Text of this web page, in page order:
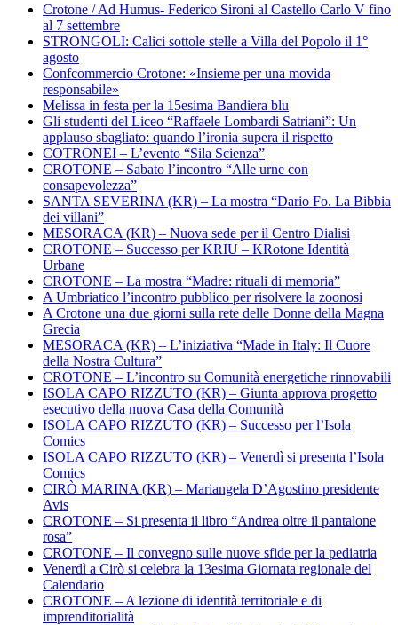
Crotone / Ad Humus- Federico Sironi al Castello Carlo V fino
al 7 settembre
STRONGOLI: Calici sottole stelle a Villa del Popolo il 1°
agosto
Confcommercio Crotone: «Insieme per una movida
responsabile»
Melissa in festa per la 15esima Bandiera blu
Gli studenti del Liceo “Raffaele Lombardi Satriani”: Un
applauso sbagliato: quando l’ironia supera il rispetto
COTRONEI – L’evento “Sila Scienza”
CROTONE – Sabato l’incontro “Alle urne con
consapevolezza”
SANTA SEVERINA (KR) – La mostra “Dario Fo. La Bibbia
dei villani”
MESORACA (KR) – Nuova sede per il Centro Dialisi
CROTONE – Successo per KRIU – KRotone Identità
Urbane
CROTONE – La mostra “Madre: rituali di memoria”
A Umbriatico l’incontro pubblico per risolvere la zoonosi
A Crotone una due giorni sulla rete delle Donne della Magna
Grecia
MESORACA (KR) – L’iniziativa “Made in Italy: Il Cuore
della Nostra Cultura”
CROTONE – L’incontro su Comunità energetiche rinnovabili
ISOLA CAPO RIZZUTO (KR) – Giunta approva progetto
esecutivo della nuova Casa della Comunità
ISOLA CAPO RIZZUTO (KR) – Successo per l’Isola
Comics
ISOLA CAPO RIZZUTO (KR) – Venerdì si presenta l’Isola
Comics
CIRÒ MARINA (KR) – Mariangela D’Agostino presidente
Avis
CROTONE – Si presenta il libro “Andrea oltre il pantalone
rosa”
CROTONE – Il convegno sulle nuove sfide per la pediatria
Venerdì a Cirò si celebra la 13esima Giornata regionale del
Calendario
CROTONE – A lezione di identità territoriale e di
imprenditorialità